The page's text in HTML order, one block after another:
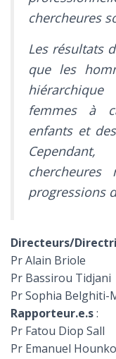
chercheures
Les résultats
que les
femmes à
enfants et
progressions
Directeurs/
Pr Alain Briole
Pr Bassirou Tidjani
Pr Sophia Belghiti-
Rapporteur.e.s:
Pr Fatou Diop Sall
Pr Emanuel